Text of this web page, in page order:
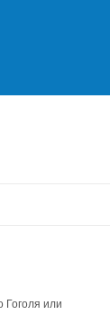
Гоголя или